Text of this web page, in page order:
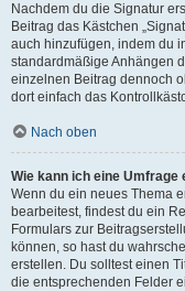
Nachdem du die Signatur
Beitrag das Kästchen
auch hinzufügen, indem du
standardmäßige Anhängen
einzelnen Beitrag dennoch
dort einfach das
Nach oben
Wie kann ich eine Umfrage
Wenn du ein neues Thema
bearbeitest, findest du ein
Formulars zur
können, so hast du
erstellen. Du solltest einen
die entsprechenden Felder